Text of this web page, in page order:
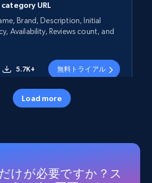
URL
Brand, Description, Initial
Availability, Reviews count, and
5.7K+ 無料トライアル
Brand, Description, Initial
Load more
けが必要ですか？ス